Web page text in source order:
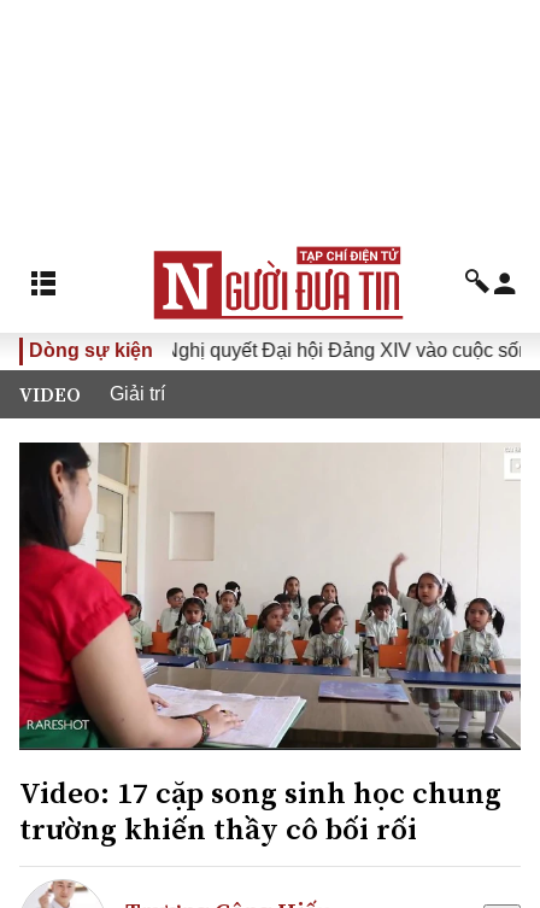
Dòng sự kiện
Đưa Nghị quyết Đại hội Đảng XIV vào cuộc sống
VIDEO Giải trí
Video: 17 cặp song sinh học chung
trường khiến thầy cô bối rối